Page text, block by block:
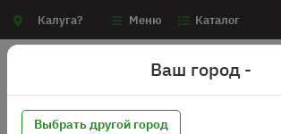
Калуга? Меню Каталог
Ваш город -
Выбрать другой город